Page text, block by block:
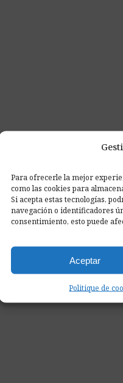
Para ofrecerle la mejor
como las cookies para
Si acepta estas tecnologías,
navegación o identificadores
consentimiento, esto puede
Aceptar
Politique de